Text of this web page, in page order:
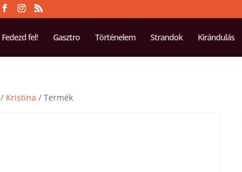
Fedezd fel! Gasztro Történelem Strandok Kirándulás
/ Kristina / Termék